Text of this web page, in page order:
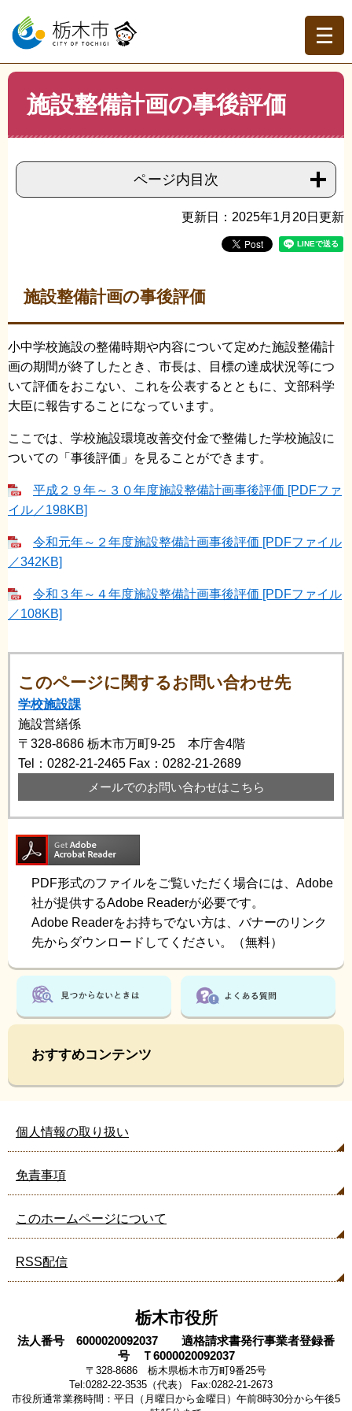
ー
の
先
ニ
ー
を
トップページ > 組織でさがす >学校施設課 > 施設整備計
施設整備計画の事後評価
ページ内目次
更新日：2025年1月20日更新
施設整備計画の事後評価
小中学校施設の整備時期や内容について定めた施設整備計
画の期間が終了したとき、市長は、目標の達成状況等につ
いて評価をおこない、これを公表するとともに、文部科学
大臣に報告することになっています。
ここでは、学校施設環境改善交付金で整備した学校施設に
ついての「事後評価」を見ることができます。
平成２９年～３０年度施設整備計画事後評価 [PDFファ
イル／198KB]
令和元年～２年度施設整備計画事後評価 [PDFファイル
／342KB]
令和３年～４年度施設整備計画事後評価 [PDFファイル
／108KB]
このページに関するお問い合わせ先
学校施設課
施設営繕係
〒328-8686 栃木市万町9-25 本庁舎4階
Tel：0282-21-2465 Fax：0282-21-2689
メールでのお問い合わせはこちら
PDF形式のファイルをご覧いただく場合には、Adobe
社が提供するAdobe Readerが必要です。
Adobe Readerをお持ちでない方は、バナーのリンク
先からダウンロードしてください。（無料）
おすすめコンテンツ
個人情報の取り扱い
免責事項
このホームページについて
RSS配信
栃木市役所
法人番号 6000020092037 適格請求書発行事業者登録番
号 Ｔ6000020092037
〒328-8686 栃木県栃木市万町9番25号
Tel:0282-22-3535（代表） Fax:0282-21-2673
市役所通常業務時間：平日（月曜日から金曜日）午前8時30分から午後5